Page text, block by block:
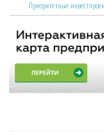
Приоритетные